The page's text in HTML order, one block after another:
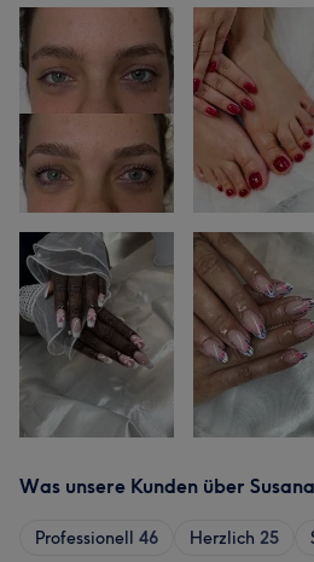
Was unsere Kunden über
Professionell 46 Herzlich 25